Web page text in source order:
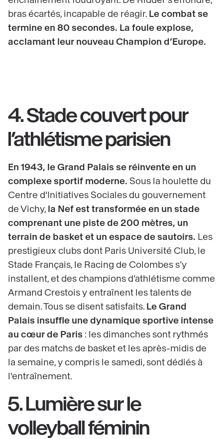
bras écartés, incapable de réagir. Le combat se
termine en 80 secondes. La foule explose,
acclamant leur nouveau Champion d’Europe.
4. Stade couvert pour
l’athlétisme parisien
En 1943, le Grand Palais se réinvente en un
complexe sportif moderne. Sous la houlette du
Centre d'Initiatives Sociales du gouvernement
de Vichy, la Nef est transformée en un stade
comprenant une piste de 200 mètres, un
terrain de basket et un espace de sautoirs. Les
prestigieux clubs dont Paris Université Club, le
Stade Français, le Racing de Colombes s’y
installent, et des champions d’athlétisme comme
Armand Crestois y entraînent les talents de
demain. Tous se disent satisfaits. Le Grand
Palais insuffle une dynamique sportive intense
au cœur de Paris : les dimanches sont rythmés
par des matchs de basket et les après-midis de
la semaine, y compris le samedi, sont dédiés à
l'entraînement.
5. Lumière sur le
volleyball féminin